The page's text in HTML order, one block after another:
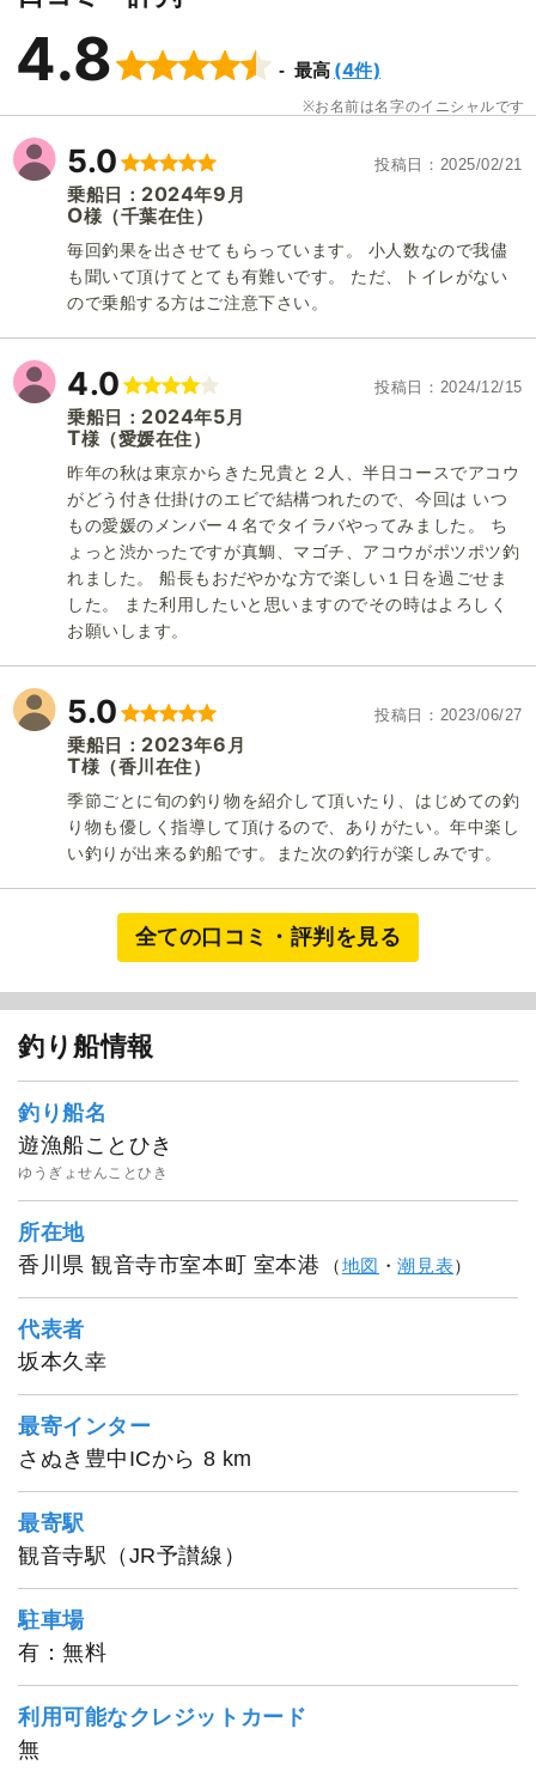
4.8 最高 (4件)
お名前は名字のイニシャルです
5.0 投稿日 2025/02/21
乗船日： 2024年9 月
O様 （千葉在住）
毎回釣果を出させてもらっています。 小人数なので我儘
も聞いて頂けてとても有難いです。 ただ、トイレがない
ので乗船する方はご注意下さい。
4.0 投稿日 2024/12/15
乗船日： 2024年5月
T様 （愛媛在住）
昨年の秋は東京からきた兄貴と２人、半日コースでアコウ
がどう付き仕掛けのエビで結構つれたので、今回は いつ
もの愛媛のメンバー４名でタイラバやってみました。 ち
ょっと渋かったですが真鯛、マゴチ、アコウがポツポツ釣
れました。 船長もおだやかな方で楽しい１日を過ごせま
した。 また利用したいと思いますのでその時はよろしく
お願いします。
5.0 投稿日 2023/06/27
乗船日： 2023年6 月
T様 （香川在住）
季節ごとに旬の釣り物を紹介して頂いたり、はじめての釣
り物も優しく指導して頂けるので、ありがたい。年中楽し
い釣りが出来る釣船です。また次の釣行が楽しみです。
全ての口コミ・評判を見る
釣り船情報
釣り船名
遊漁船ことひき
ゆうぎょせんことひき
所在地
香川県 観音寺市室本町 室本港
（地図 ・潮見表）
代表者
坂本久幸
最寄インター
さぬき豊中ICから 8 km
最寄駅
観音寺駅（JR予讃線）
駐車場
有：無料
利用可能なクレジットカード
無
遊漁船ことひき